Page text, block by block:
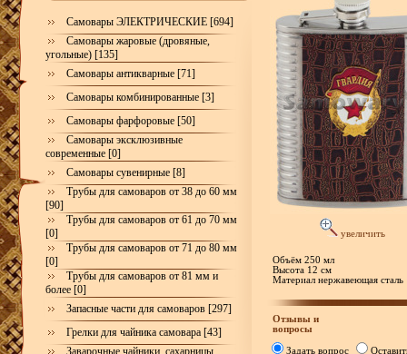
Самовары ЭЛЕКТРИЧЕСКИЕ [694]
Самовары жаровые (дровяные,
угольные) [135]
Самовары антикварные [71]
Самовары комбинированные [3]
Самовары фарфоровые [50]
Самовары эксклюзивные
современные [0]
Самовары сувенирные [8]
Трубы для самоваров от 38 до 60 мм
[90]
Трубы для самоваров от 61 до 70 мм
[0]
Трубы для самоваров от 71 до 80 мм
[0]
Трубы для самоваров от 81 мм и
более [0]
Запасные части для самоваров [297]
Грелки для чайника самовара [43]
Заварочные чайники, сахарницы,
увеличить
Объём 250 мл
Высота 12 см
Материал нержавеющая сталь
Отзывы и
вопросы
Задать вопрос